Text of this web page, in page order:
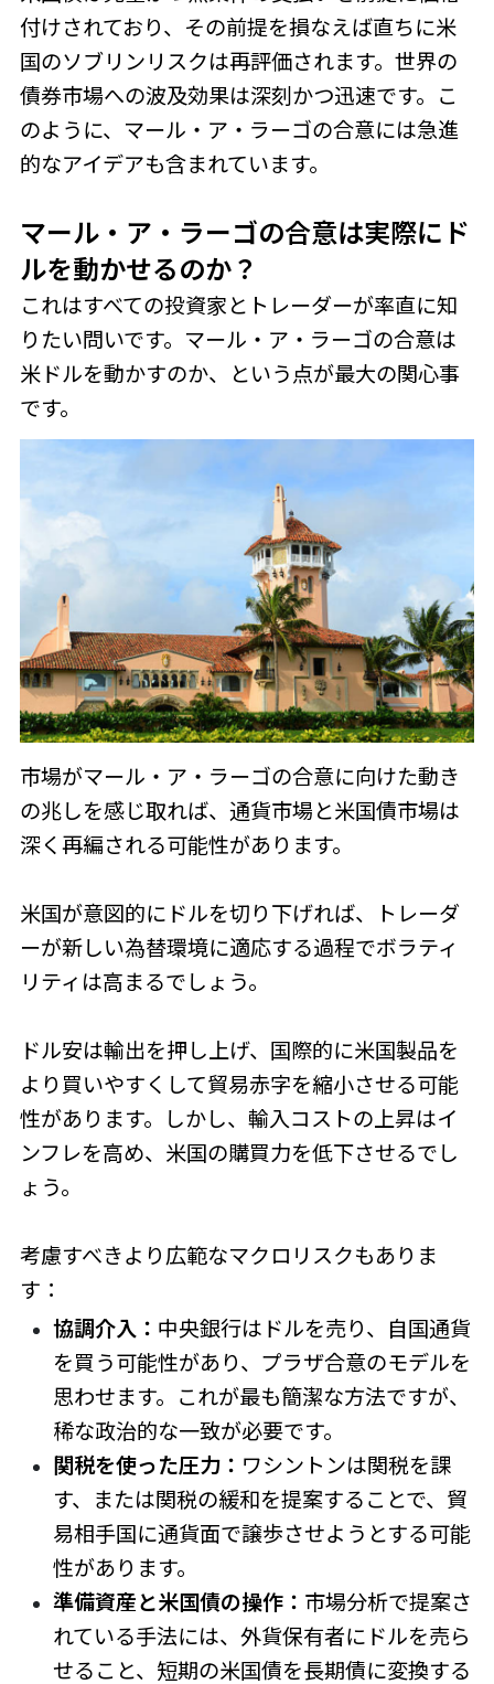
付けされており、その前提を損なえば直ちに米
国のソブリンリスクは再評価されます。世界の
債券市場への波及効果は深刻かつ迅速です。こ
のように、マール・ア・ラーゴの合意には急進
的なアイデアも含まれています。
マール・ア・ラーゴの合意は実際にド
ルを動かせるのか？
これはすべての投資家とトレーダーが率直に知
りたい問いです。マール・ア・ラーゴの合意は
米ドルを動かすのか、という点が最大の関心事
です。
市場がマール・ア・ラーゴの合意に向けた動き
の兆しを感じ取れば、通貨市場と米国債市場は
深く再編される可能性があります。
米国が意図的にドルを切り下げれば、トレーダ
ーが新しい為替環境に適応する過程でボラティ
リティは高まるでしょう。
ドル安は輸出を押し上げ、国際的に米国製品を
より買いやすくして貿易赤字を縮小させる可能
性があります。しかし、輸入コストの上昇はイ
ンフレを高め、米国の購買力を低下させるでし
ょう。
考慮すべきより広範なマクロリスクもありま
す：
協調介入： 中央銀行はドルを売り、自国通貨
を買う可能性があり、プラザ合意のモデルを
思わせます。これが最も簡潔な方法ですが、
稀な政治的な一致が必要です。
関税を使った圧力： ワシントンは関税を課
す、または関税の緩和を提案することで、貿
易相手国に通貨面で譲歩させようとする可能
性があります。
準備資産と米国債の操作： 市場分析で提案さ
れている手法には、外貨保有者にドルを売ら
せること、短期の米国債を長期債に変換する